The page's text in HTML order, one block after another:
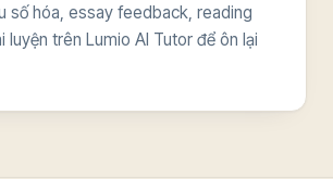
số hóa, essay feedback, reading
luyện trên Lumio AI Tutor để ôn lại